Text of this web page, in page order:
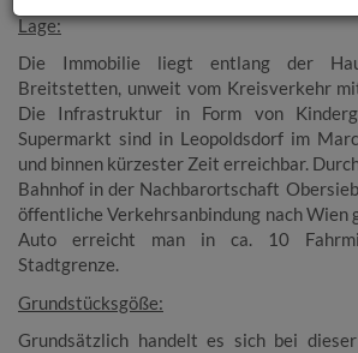
Lage:
Die Immobilie liegt entlang der
Breitstetten, unweit vom Kreisverkehr
Die Infrastruktur in Form von
Supermarkt sind in Leopoldsdorf im
und binnen kürzester Zeit erreichbar.
Bahnhof in der Nachbarortschaft
öffentliche Verkehrsanbindung nach Wien
Auto erreicht man in ca. 10
Stadtgrenze.
Grundstücksgöße:
Grundsätzlich handelt es sich bei